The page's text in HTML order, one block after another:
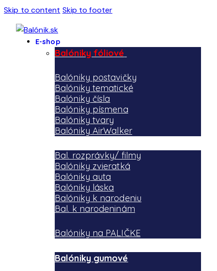
Skip to content Skip to footer
E-shop
Balóniky fóliové
Balóniky postavičky
Balóniky tematické
Balóniky čísla
Balóniky písmena
Balóniky tvary
Balóniky AirWalker
Bal. rozprávky/ filmy
Balóniky zvieratká
Balóniky auta
Balóniky láska
Balóniky k narodeniu
Bal. k narodeninám
Balóniky na PALIČKE
Balóniky gumové